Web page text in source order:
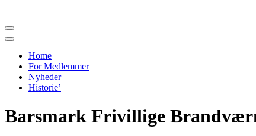
Navigation
menu
Navigation
Home
For Medlemmer
Nyheder
Historie’
Barsmark Frivillige